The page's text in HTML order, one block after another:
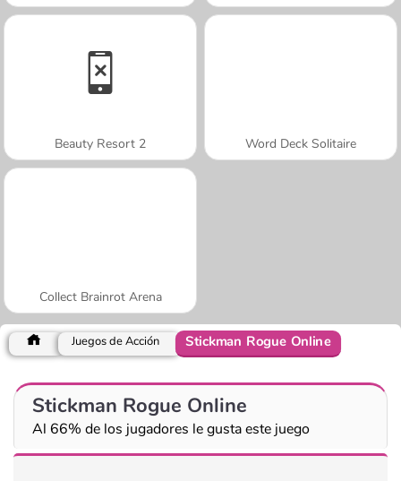
Beauty Resort 2 Word Deck Solitaire
Collect Brainrot Arena
Juegos de Acción Stickman Rogue Online
Stickman Rogue Online
Al 66% de los jugadores le gusta este juego